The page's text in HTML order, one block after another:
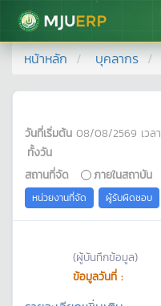
มหาวิทยาลัยแม่โจ้
หน้าหลัก บุคลากร
วันที่เริ่มต้น 08/08/2569 เวลา
ทั้งวัน
สถานที่จัด
ภายในสถาบัน
หน่วยงานที่จัด ผู้รับผิดชอบ
(ผู้บันทึกข้อมูล)
ข้อมูลวันที่ :